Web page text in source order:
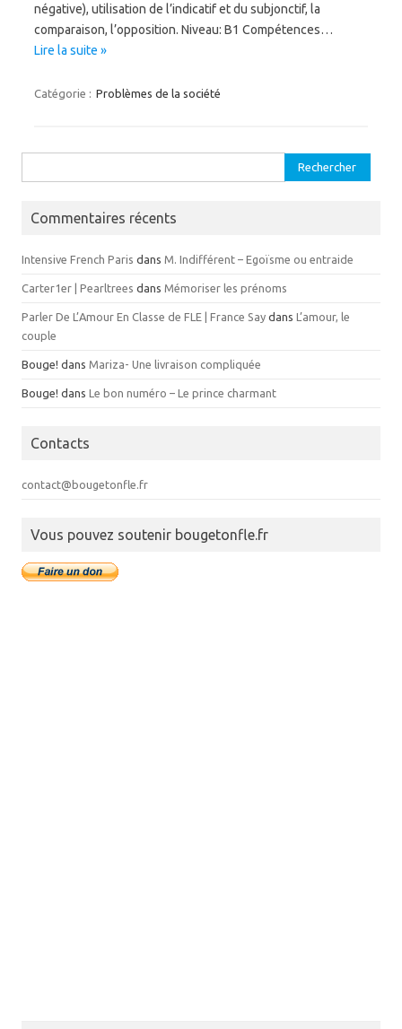
négative), utilisation de l’indicatif et du subjonctif, la
comparaison, l’opposition. Niveau: B1 Compétences…
Lire la suite »
Catégorie : Problèmes de la société
Commentaires récents
Intensive French Paris dans M. Indifférent – Egoïsme ou entraide
Carter1er | Pearltrees dans Mémoriser les prénoms
Parler De L’Amour En Classe de FLE | France Say dans L’amour, le
couple
Bouge! dans Mariza- Une livraison compliquée
Bouge! dans Le bon numéro – Le prince charmant
Contacts
contact@bougetonfle.fr
Vous pouvez soutenir bougetonfle.fr